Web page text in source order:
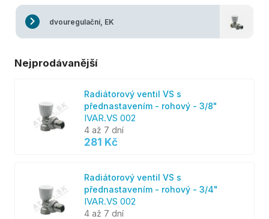
dvouregulační, EK
Nejprodávanější
Radiátorový ventil VS s
přednastavením - rohový - 3/8"
IVAR.VS 002
4 až 7 dní
281 Kč
Radiátorový ventil VS s
přednastavením - rohový - 3/4"
IVAR.VS 002
4 až 7 dní